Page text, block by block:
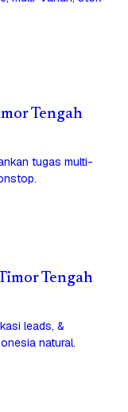
Tengah
tugas multi-
Tengah
leads, &
natural.